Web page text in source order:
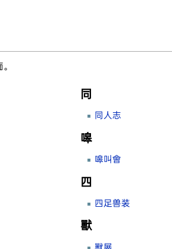
同
同人志
嗥
嗥叫會
四
四足兽装
獸